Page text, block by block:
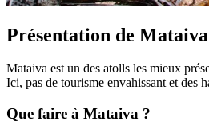
Présentation de Mataiva
Mataiva est un des atolls les mieux
Ici, pas de tourisme envahissant et des
Que faire à Mataiva ?